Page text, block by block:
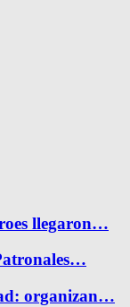
llegaron…
organizan…